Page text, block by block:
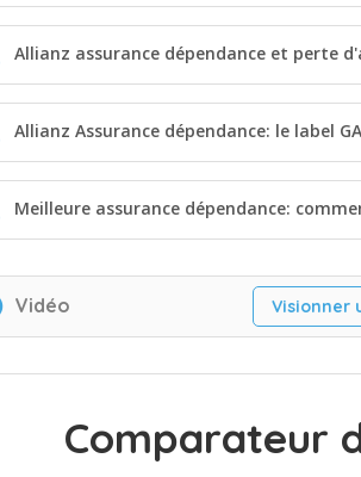
Allianz assurance dépendance et perte
Allianz Assurance dépendance: le label
Meilleure assurance dépendance:
Vidéo Visionner
Comparateur